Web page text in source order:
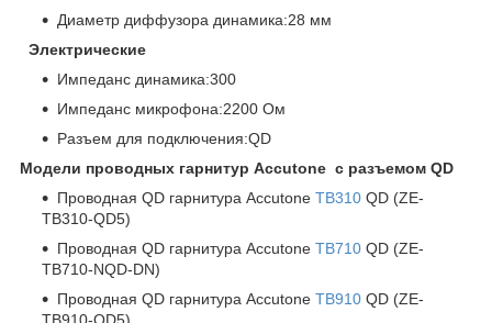
Диаметр диффузора динамика:28 мм
Электрические
Импеданс динамика:300
Импеданс микрофона:2200 Ом
Разъем для подключения:QD
Модели проводных гарнитур Accutone с разъемом QD
Проводная QD гарнитура Accutone TB310 QD (ZE-
TB310-QD5)
Проводная QD гарнитура Accutone TB710 QD (ZE-
TB710-NQD-DN)
Проводная QD гарнитура Accutone TB910 QD (ZE-
TB910-QD5)